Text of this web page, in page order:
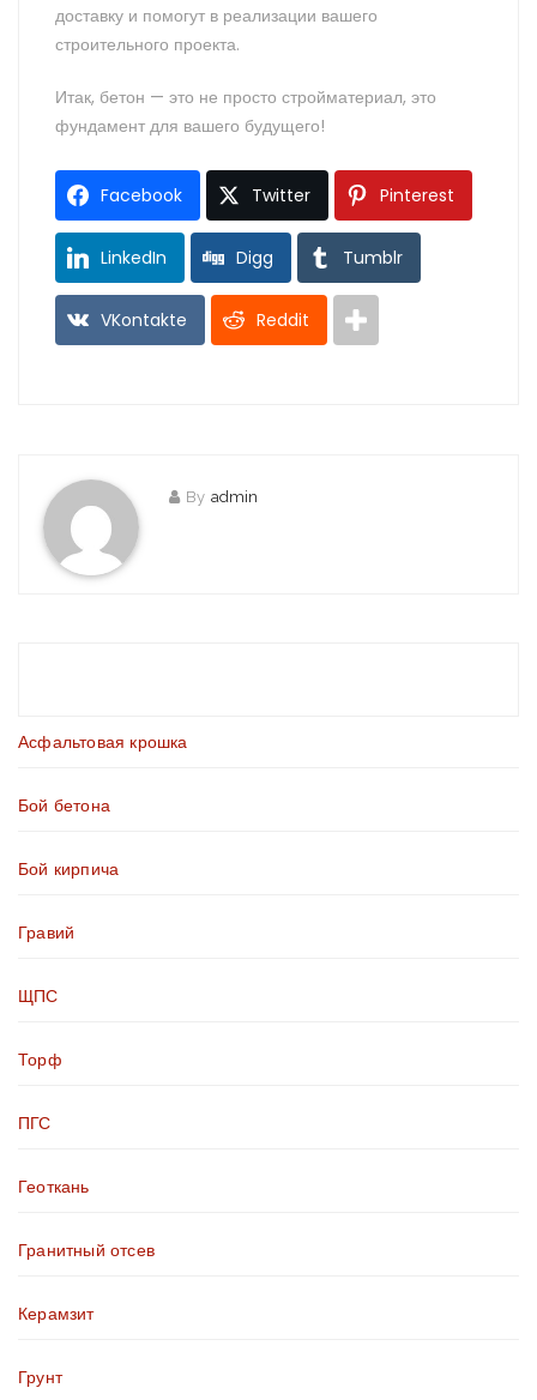
доставку и помогут в реализации вашего
строительного проекта.
Итак, бетон — это не просто стройматериал, это
фундамент для вашего будущего!
Facebook Twitter Pinterest
LinkedIn Digg Tumblr
VKontakte Reddit
By admin
Асфальтовая крошка
Бой бетона
Бой кирпича
Гравий
ЩПС
Торф
ПГС
Геоткань
Гранитный отсев
Керамзит
Грунт